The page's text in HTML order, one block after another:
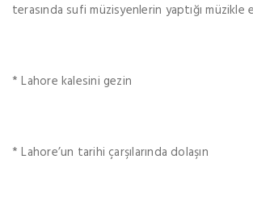
terasında sufi müzisyenlerin yaptığı müzikle
* Lahore kalesini gezin
* Lahore’un tarihi çarşılarında dolaşın